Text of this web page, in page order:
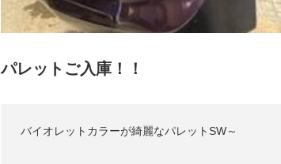
パレットご入庫！！
バイオレットカラーが綺麗なパレットSW～